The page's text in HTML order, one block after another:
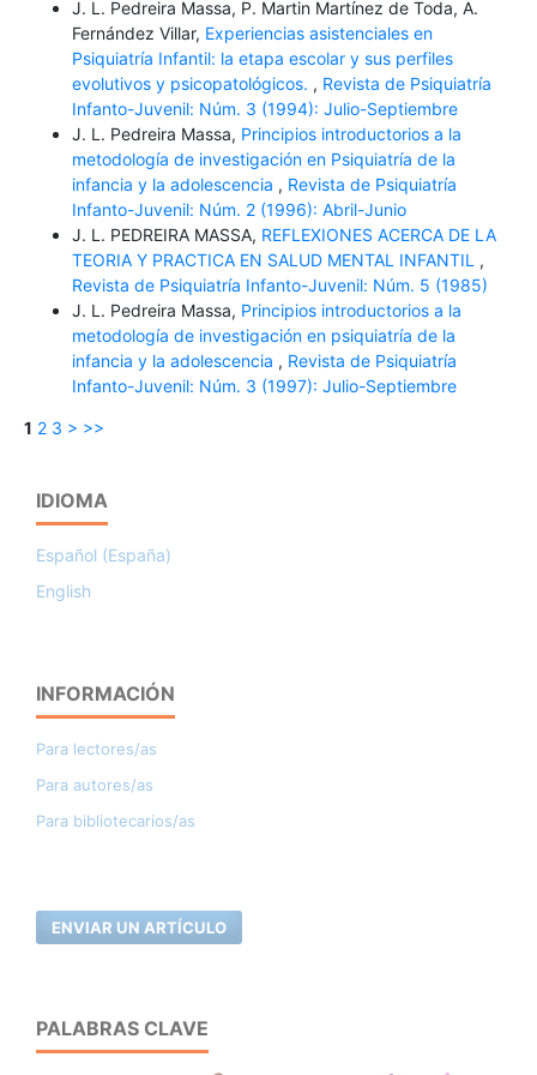
J. L. Pedreira Massa, P. Martin Martínez de Toda, A.
Fernández Villar, Experiencias asistenciales en
Psiquiatría Infantil: la etapa escolar y sus perfiles
evolutivos y psicopatológicos. , Revista de Psiquiatría
Infanto-Juvenil: Núm. 3 (1994): Julio-Septiembre
J. L. Pedreira Massa, Principios introductorios a la
metodología de investigación en Psiquiatría de la
infancia y la adolescencia , Revista de Psiquiatría
Infanto-Juvenil: Núm. 2 (1996): Abril-Junio
J. L. PEDREIRA MASSA, REFLEXIONES ACERCA DE LA
TEORIA Y PRACTICA EN SALUD MENTAL INFANTIL ,
Revista de Psiquiatría Infanto-Juvenil: Núm. 5 (1985)
J. L. Pedreira Massa, Principios introductorios a la
metodología de investigación en psiquiatría de la
infancia y la adolescencia , Revista de Psiquiatría
Infanto-Juvenil: Núm. 3 (1997): Julio-Septiembre
1 2 3 > >>
IDIOMA
Español (España)
English
INFORMACIÓN
Para lectores/as
Para autores/as
Para bibliotecarios/as
ENVIAR UN ARTÍCULO
PALABRAS CLAVE